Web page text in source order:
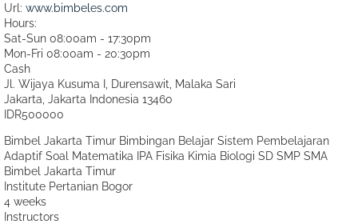
Url: www.bimbeles.com
Hours:
Sat-Sun 08:00am - 17:30pm
Mon-Fri 08:00am - 20:30pm
Cash
Jl. Wijaya Kusuma I, Durensawit, Malaka Sari
Jakarta Jakarta Indonesia 13460
IDR500000
Bimbel Jakarta Timur Bimbingan Belajar Sistem Pembelajaran
Adaptif Soal Matematika IPA Fisika Kimia Biologi SD SMP SMA
Bimbel Jakarta Timur
Institute Pertanian Bogor
4 weeks
Instructors